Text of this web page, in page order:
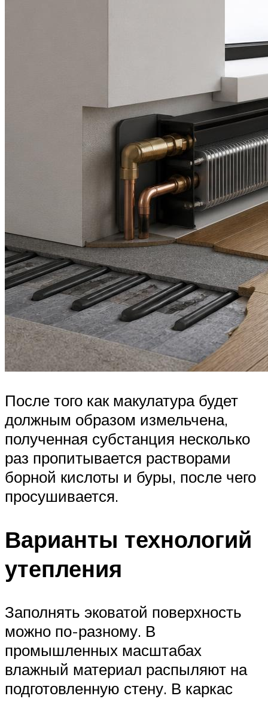
После того как макулатура будет
должным образом измельчена,
полученная субстанция несколько
раз пропитывается растворами
борной кислоты и буры, после чего
просушивается.
Варианты технологий
утепления
Заполнять эковатой поверхность
можно по-разному. В
промышленных масштабах
влажный материал распыляют на
подготовленную стену. В каркас